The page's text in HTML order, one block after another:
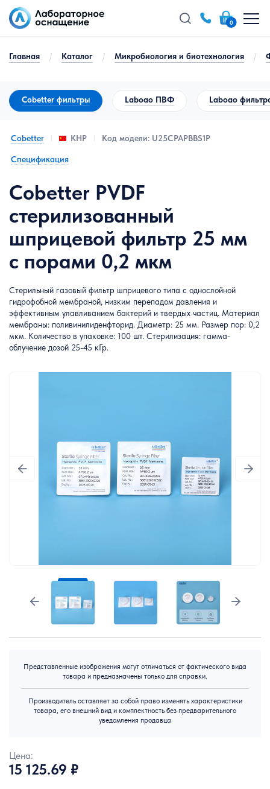
0
Главная / Каталог / Микробиология и биотехнология /
Cobetter фильтры Laboao ПВФ Laboao
Cobetter КНР Код модели: U25CPAPBBS1P
Спецификация
Cobetter PVDF
стерилизованный
шприцевой фильтр 25 мм
с порами 0,2 мкм
Стерильный газовый фильтр шприцевого типа с однослойной
гидрофобной мембраной, низким перепадом давления и
эффективным улавливанием бактерий и твердых частиц. Материал
мембраны: поливинилиденфторид. Диаметр: 25 мм. Размер пор: 0,2
мкм. Количество в упаковке: 100 шт. Стерилизация: гамма-
облучение дозой 25-45 кГр.
Представленные изображения могут отличаться от фактического вида
товара и предназначены только для справки.
Производитель оставляет за собой право изменять характеристики
товара, его внешний вид и комплектность без предварительного
уведомления продавца
Цена:
15 125.69 ₽